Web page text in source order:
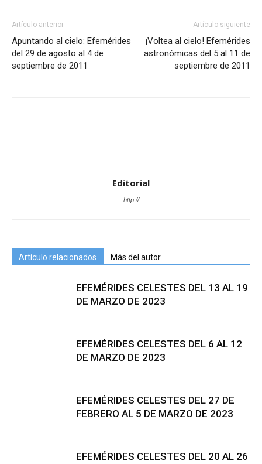
Artículo anterior
Apuntando al cielo: Efemérides
del 29 de agosto al 4 de
septiembre de 2011
Artículo siguiente
¡Voltea al cielo! Efemérides
astronómicas del 5 al 11 de
septiembre de 2011
Editorial
http://
Artículo relacionados Más del autor
EFEMÉRIDES CELESTES DEL 13 AL 19
DE MARZO DE 2023
EFEMÉRIDES CELESTES DEL 6 AL 12
DE MARZO DE 2023
EFEMÉRIDES CELESTES DEL 27 DE
FEBRERO AL 5 DE MARZO DE 2023
EFEMÉRIDES CELESTES DEL 20 AL 26